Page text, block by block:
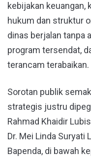
kebijakan keuangan,
hukum dan struktur
dinas berjalan tanpa
program tersendat,
terancam terabaikan.
Sorotan publik
strategis justru
Rahmad Khaidir
Dr. Mei Linda Suryati
Bapenda, di bawah